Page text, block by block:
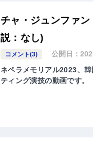
チャ・ジュンファ
説：なし)
コメント(3) 公開日：
ネペラメモリアル2023、
ティング演技の動画です。